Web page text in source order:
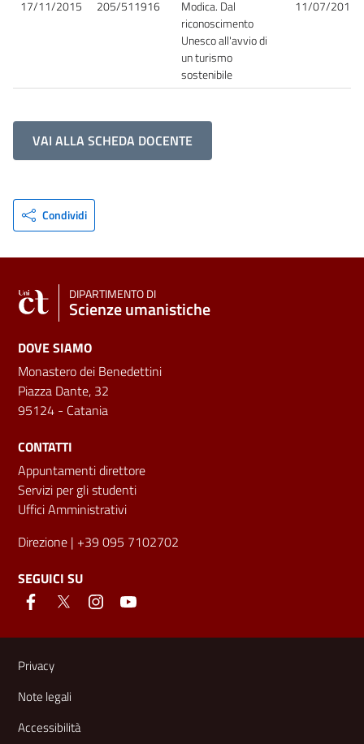
17/11/2015 205/511916
Modica. Dal
riconoscimento
Unesco all'avvio di
un turismo
sostenibile
11/07/2017
VAI ALLA SCHEDA DOCENTE
Condividi
DIPARTIMENTO DI
Scienze umanistiche
DOVE SIAMO
Monastero dei Benedettini
Piazza Dante, 32
95124 - Catania
CONTATTI
Appuntamenti direttore
Servizi per gli studenti
Uffici Amministrativi
Direzione | +39 095 7102702
SEGUICI SU
Link e informazioni utili
Privacy
Note legali
Accessibilità